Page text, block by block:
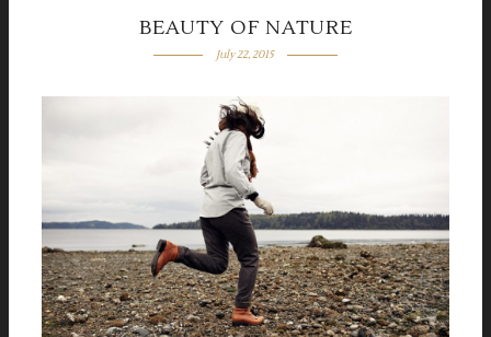
BEAUTY OF NATURE
July 22, 2015